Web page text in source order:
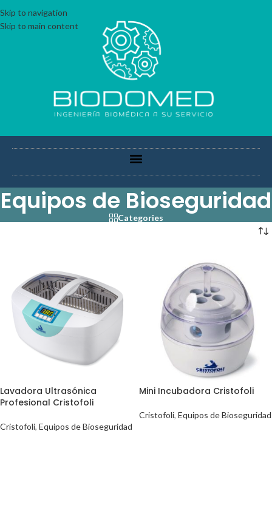
Skip to navigation
Skip to main content
Equipos de Bioseguridad
Categories
Lavadora Ultrasónica
Profesional Cristofoli
Cristofoli, Equipos de Bioseguridad
Mini Incubadora Cristofoli
Cristofoli, Equipos de Bioseguridad